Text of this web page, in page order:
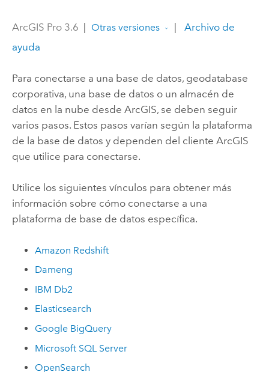
ArcGIS Pro 3.6 Otras versiones
Archivo de
ayuda
Para conectarse a una base de datos, geodatabase
corporativa, una base de datos o un almacén de
datos en la nube desde ArcGIS, se deben seguir
varios pasos. Estos pasos varían según la plataforma
de la base de datos y dependen del cliente ArcGIS
que utilice para conectarse.
Utilice los siguientes vínculos para obtener más
información sobre cómo conectarse a una
plataforma de base de datos específica.
Amazon Redshift
Dameng
IBM Db2
Elasticsearch
Google BigQuery
Microsoft SQL Server
OpenSearch